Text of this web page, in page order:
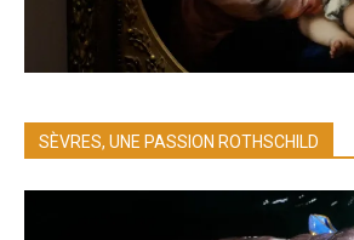
SÈVRES, UNE PASSION ROTHSCHILD